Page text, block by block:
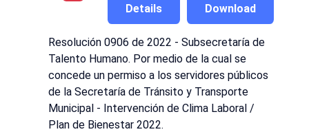
Download
Details
Resolución 0906 de 2022 - Subsecretaría de
Talento Humano. Por medio de la cual se
concede un permiso a los servidores públicos
de la Secretaría de Tránsito y Transporte
Municipal - Intervención de Clima Laboral /
Plan de Bienestar 2022.